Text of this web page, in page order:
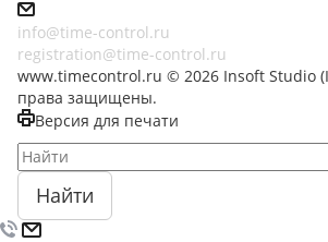
info@time-control.ru
registration@time-control.ru
www.timecontrol.ru © 2026 Insoft Studio
права защищены.
Версия для печати
Найти